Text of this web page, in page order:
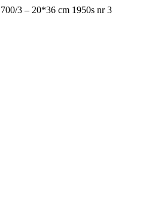
3 – 20*36 cm 1950s nr 3